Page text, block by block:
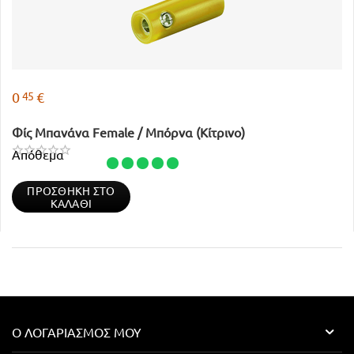
045 €
Φίς Μπανάνα Female / Μπόρνα (Κίτρινο)
Απόθεμα
ΠΡΟΣΘΉΚΗ ΣΤΟ
ΚΑΛΆΘΙ
Ο ΛΟΓΑΡΙΑΣΜΌΣ ΜΟΥ